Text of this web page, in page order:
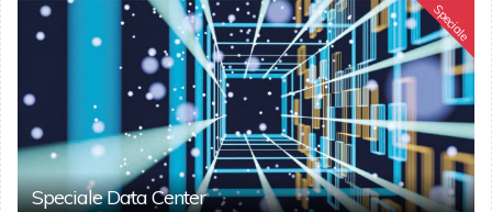
Speciale
Speciale Data Center